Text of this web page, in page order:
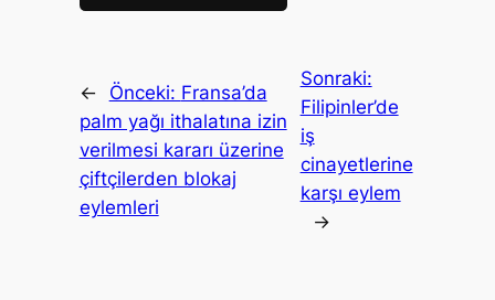
← Önceki: Fransa’da
palm yağı ithalatına izin
verilmesi kararı üzerine
çiftçilerden blokaj
eylemleri
Sonraki:
Filipinler’de
iş
cinayetlerine
karşı eylem
→